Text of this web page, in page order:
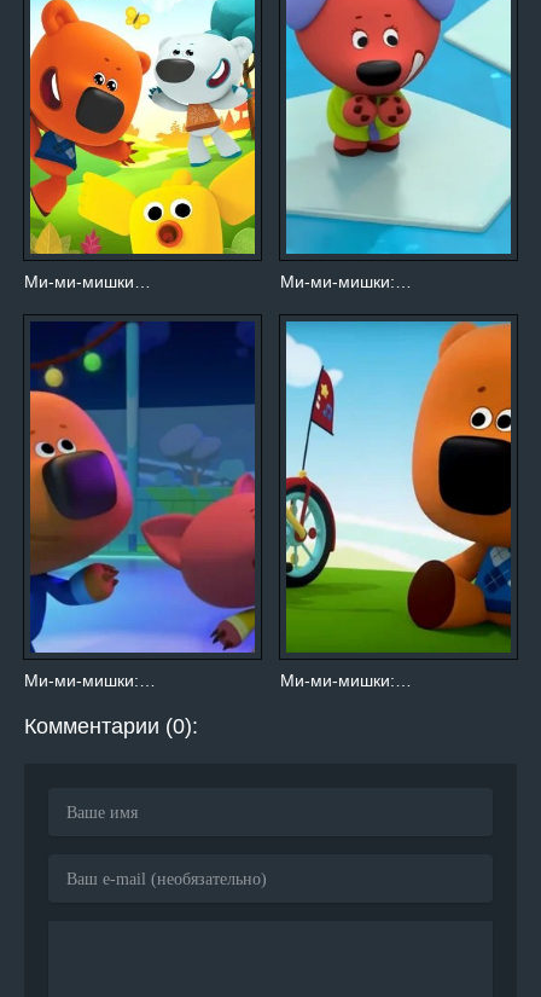
Ми-ми-мишки… Ми-ми-мишки:…
Ми-ми-мишки:… Ми-ми-мишки:…
Комментарии (0):